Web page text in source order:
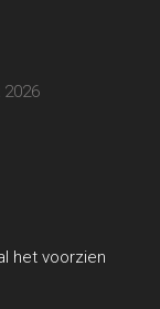
het voorzien